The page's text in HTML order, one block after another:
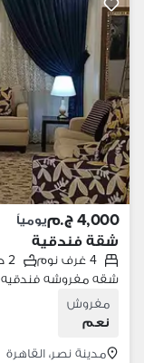
4,000 ج.م يومياً
شقة فندقية
4 غرف نوم 2 حمامات
مفروش
نعم
مدينة نصر، القاهرة